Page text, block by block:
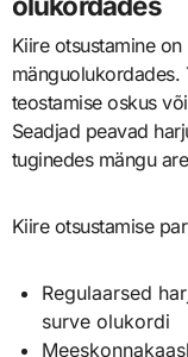
Kiire otsustamine
mänguolukordades.
teostamise oskus
Seadjad peavad
tuginedes mängu
Kiire otsustamise
Regulaarsed
surve olukordi